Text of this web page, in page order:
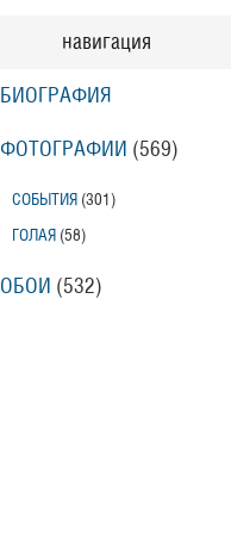
навигация
БИОГРАФИЯ
ФОТОГРАФИИ (569)
СОБЫТИЯ (301 )
ГОЛАЯ (58)
ОБОИ (532)